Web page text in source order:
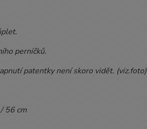
perníčků.
patentky není skoro vidět. (viz.foto)
56 cm